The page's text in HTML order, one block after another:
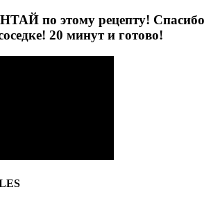
по этому рецепту! Спасибо
20 минут и готово!